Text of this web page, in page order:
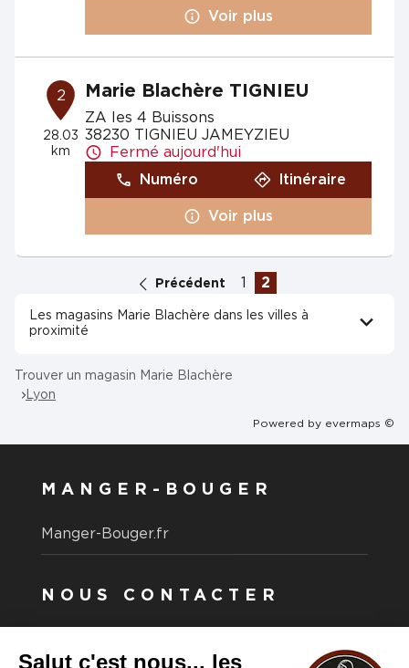
Voir plus
2
28.03
km
Marie Blachère TIGNIEU
ZA les 4 Buissons
38230 TIGNIEU JAMEYZIEU
Fermé aujourd'hui
Numéro
Itinéraire
Voir plus
Précédent 1 2
Les magasins Marie Blachère dans les villes à
proximité
Trouver un magasin Marie Blachère
Lyon
Powered by evermaps ©
MANGER-BOUGER
Manger-Bouger.fr
NOUS CONTACTER
Vous souhaitez nous contacter ?